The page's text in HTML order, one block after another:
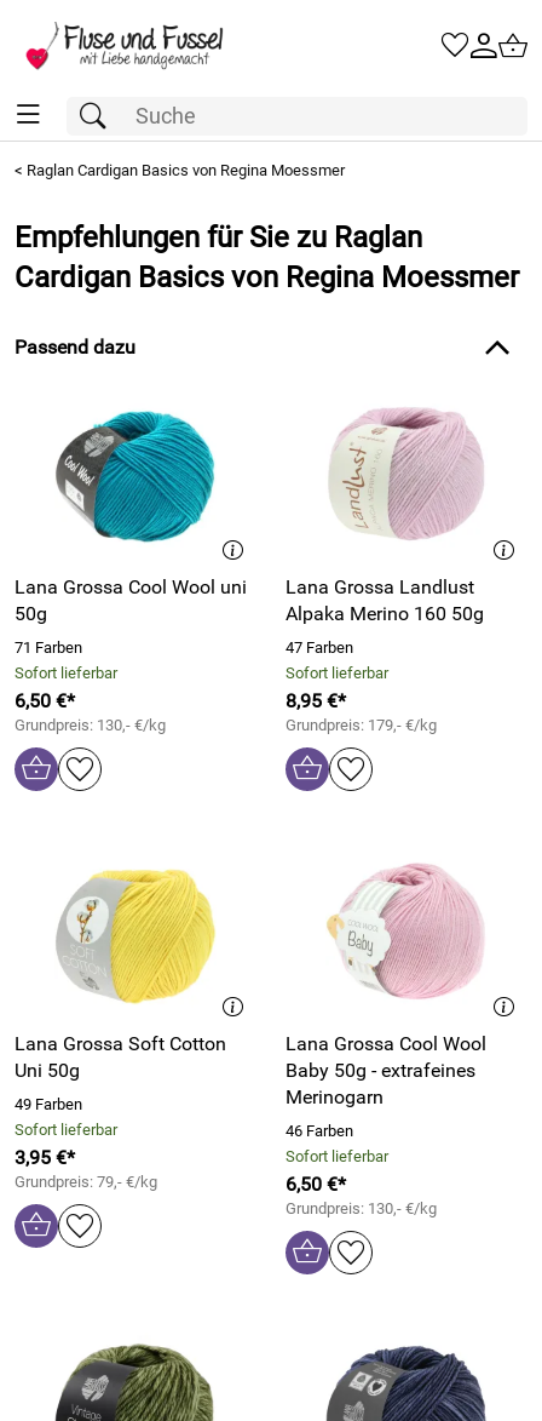
< Raglan Cardigan Basics von Regina Moessmer
Empfehlungen für Sie zu Raglan
Cardigan Basics von Regina Moessmer
Passend dazu
Lana Grossa Cool Wool uni
50g
71 Farben
Sofort lieferbar
6,50 €*
Grundpreis: 130,- €/kg
Lana Grossa Landlust
Alpaka Merino 160 50g
47 Farben
Sofort lieferbar
8,95 €*
Grundpreis: 179,- €/kg
Lana Grossa Soft Cotton
Uni 50g
49 Farben
Sofort lieferbar
3,95 €*
Grundpreis: 79,- €/kg
Lana Grossa Cool Wool
Baby 50g - extrafeines
Merinogarn
46 Farben
Sofort lieferbar
6,50 €*
Grundpreis: 130,- €/kg